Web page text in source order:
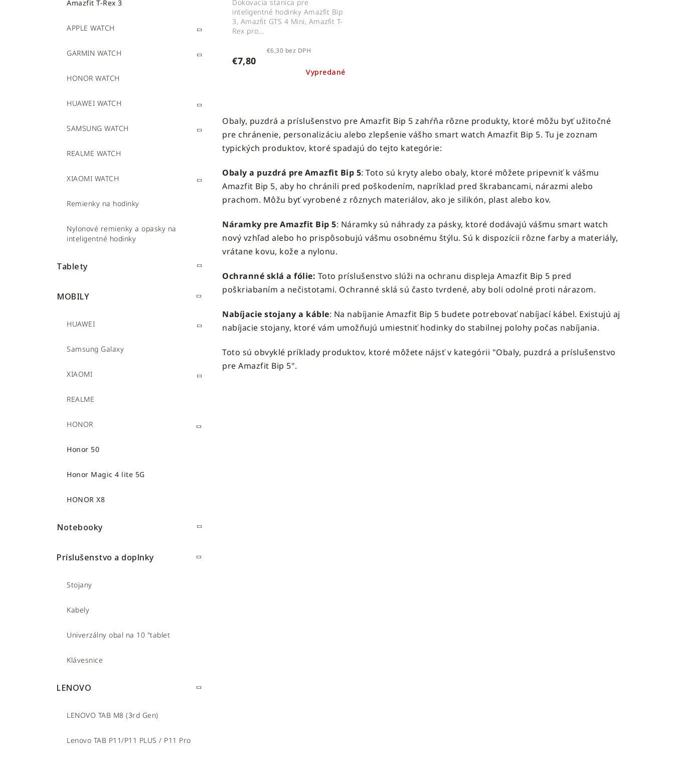
Amazfit T-Rex 3
APPLE WATCH
GARMIN WATCH
HONOR WATCH
HUAWEI WATCH
SAMSUNG WATCH
REALME WATCH
XIAOMI WATCH
Remienky na hodinky
Nylonové remienky a opasky na
inteligentné hodinky
Tablety
MOBILY
HUAWEI
Samsung Galaxy
XIAOMI
REALME
HONOR
Honor 50
Honor Magic 4 lite 5G
HONOR X8
Notebooky
Príslušenstvo a doplnky
Stojany
Kabely
Univerzálny obal na 10 "tablet
Klávesnice
LENOVO
LENOVO TAB M8 (3rd Gen)
Lenovo TAB P11/P11 PLUS / P11 Pro
Bip 5
Vypredané
€6,30 bez DPH
€7,80
Dokovacia stanica pre
inteligentné hodinky Amazfit Bip
3, Amazfit GTS 4 Mini, Amazfit T-
Rex pro...
l
á
d
a
c
i
e
p
v
k
y
p
i
u
Obaly, puzdrá a príslušenstvo pre Amazfit Bip 5 zahŕňa rôzne produkty, ktoré môžu byť užitočné
pre chránenie, personalizáciu alebo zlepšenie vášho smart watch Amazfit Bip 5. Tu je zoznam
typických produktov, ktoré spadajú do tejto kategórie:
Obaly a puzdrá pre Amazfit Bip 5: Toto sú kryty alebo obaly, ktoré môžete pripevniť k vášmu
Amazfit Bip 5, aby ho chránili pred poškodením, napríklad pred škrabancami, nárazmi alebo
prachom. Môžu byť vyrobené z rôznych materiálov, ako je silikón, plast alebo kov.
Náramky pre Amazfit Bip 5: Náramky sú náhrady za pásky, ktoré dodávajú vášmu smart watch
nový vzhľad alebo ho prispôsobujú vášmu osobnému štýlu. Sú k dispozícii rôzne farby a materiály,
vrátane kovu, kože a nylonu.
Ochranné sklá a fólie: Toto príslušenstvo slúži na ochranu displeja Amazfit Bip 5 pred
poškriabaním a nečistotami. Ochranné sklá sú často tvrdené, aby boli odolné proti nárazom.
Nabíjacie stojany a káble: Na nabíjanie Amazfit Bip 5 budete potrebovať nabíjací kábel. Existujú aj
nabíjacie stojany, ktoré vám umožňujú umiestniť hodinky do stabilnej polohy počas nabíjania.
Toto sú obvyklé príklady produktov, ktoré môžete nájsť v kategórii "Obaly, puzdrá a príslušenstvo
pre Amazfit Bip 5".